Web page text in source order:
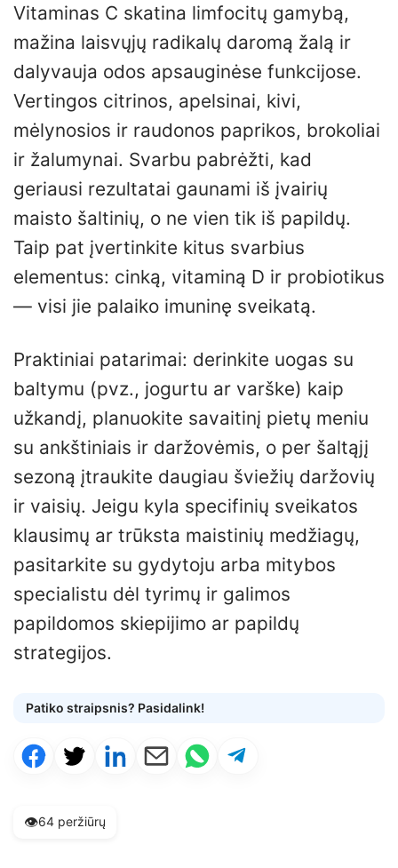
Vitaminas C skatina limfocitų gamybą,
mažina laisvųjų radikalų daromą žalą ir
dalyvauja odos apsauginėse funkcijose.
Vertingos citrinos, apelsinai, kivi,
mėlynosios ir raudonos paprikos, brokoliai
ir žalumynai. Svarbu pabrėžti, kad
geriausi rezultatai gaunami iš įvairių
maisto šaltinių, o ne vien tik iš papildų.
Taip pat įvertinkite kitus svarbius
elementus: cinką, vitaminą D ir probiotikus
— visi jie palaiko imuninę sveikatą.
Praktiniai patarimai: derinkite uogas su
baltymu (pvz., jogurtu ar varške) kaip
užkandį, planuokite savaitinį pietų meniu
su ankštiniais ir daržovėmis, o per šaltąjį
sezoną įtraukite daugiau šviežių daržovių
ir vaisių. Jeigu kyla specifinių sveikatos
klausimų ar trūksta maistinių medžiagų,
pasitarkite su gydytoju arba mitybos
specialistu dėl tyrimų ir galimos
papildomos skiepijimo ar papildų
strategijos.
Patiko straipsnis? Pasidalink!
👁️64 peržiūrų